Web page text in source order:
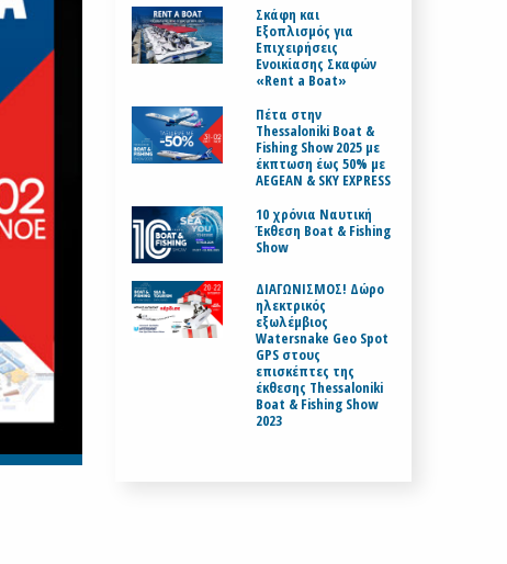
Σκάφη και
Εξοπλισμός για
Επιχειρήσεις
Ενοικίασης Σκαφών
«Rent a Boat»
Πέτα στην
Thessaloniki Boat &
Fishing Show 2025 με
έκπτωση έως 50% με
AEGEAN & SKY EXPRESS
10 χρόνια Ναυτική
Έκθεση Boat & Fishing
Show
ΔΙΑΓΩΝΙΣΜΟΣ! Δώρο
ηλεκτρικός
εξωλέμβιος
Watersnake Geo Spot
GPS στους
επισκέπτες της
έκθεσης Thessaloniki
Boat & Fishing Show
2023